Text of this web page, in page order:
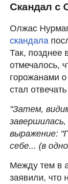
Скандал с
Олжас
скандала
Так, позднее
отмечалось,
горожанами
стал
"Затем,
выражение:
себе... (в
Между тем в
заявили, что